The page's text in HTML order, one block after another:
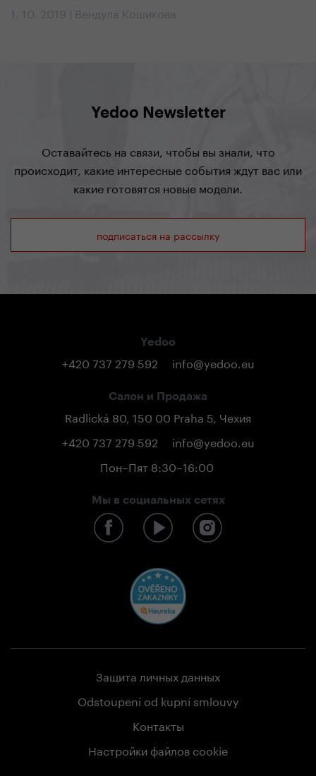
1. 10. 2019 | Вендула Кошикова
Yedoo Newsletter
Оставайтесь на связи, чтобы вы знали, что
происходит, какие интересные события ждут вас или
какие готовятся новые модели.
подписаться на рассылку
Yedoo
+420 737 279 592 info@yedoo.eu
Салон и Продажа
Radlická 80, 150 00 Praha 5, Чехия
+420 737 279 592
info@yedoo.eu
Пон–Пят 8:30–16:00
Мы в социальных сетях
Защита личных данных
Odstoupení od kupní smlouvy
Контакты
Настройки файлов cookie